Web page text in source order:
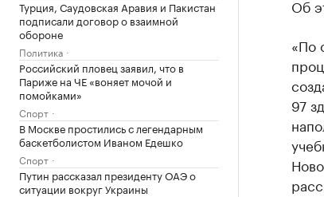
Турция, Саудовская Аравия и Пакистан
подписали договор о взаимной
обороне
Политика
Российский пловец заявил, что в
Париже на ЧЕ «воняет мочой и
помойками»
Спорт
В Москве простились с легендарным
баскетболистом Иваном Едешко
Спорт
Путин рассказал президенту ОАЭ о
ситуации вокруг Украины
Об
«По
97